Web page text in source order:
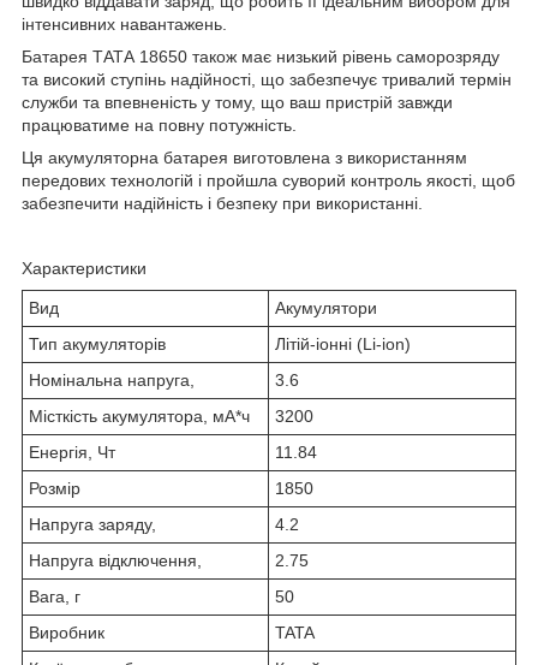
інтенсивних навантажень.
Батарея ТАТА 18650 також має низький рівень саморозряду
та високий ступінь надійності, що забезпечує тривалий термін
служби та впевненість у тому, що ваш пристрій завжди
працюватиме на повну потужність.
Ця акумуляторна батарея виготовлена з використанням
передових технологій і пройшла суворий контроль якості, щоб
забезпечити надійність і безпеку при використанні.
Характеристики
Вид
Акумулятори
Тип акумуляторів
Літій-іонні (Li-ion)
Номінальна напруга,
3.6
Місткість акумулятора, мА*ч
3200
Енергія, Чт
11.84
Розмір
1850
Напруга заряду,
4.2
Напруга відключення,
2.75
Вага, г
50
Виробник
TATA